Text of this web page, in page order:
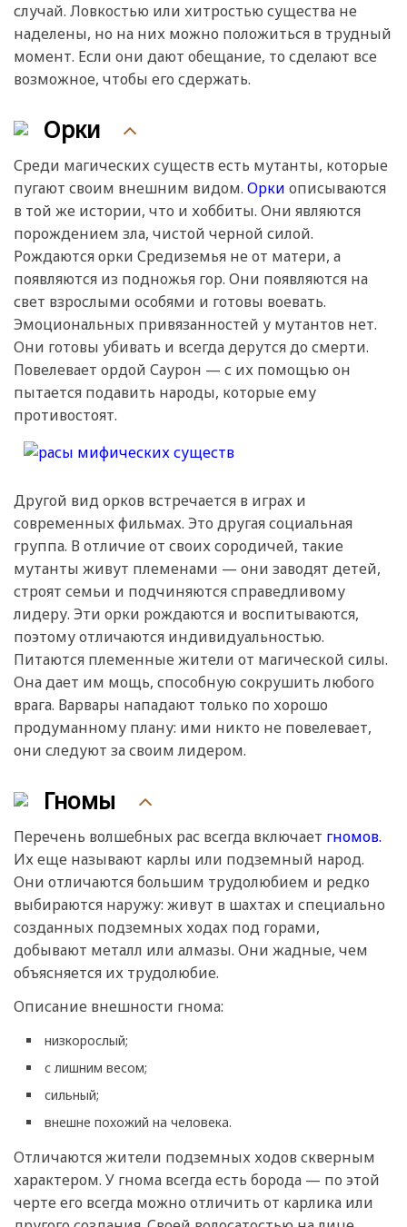
случай. Ловкостью или хитростью существа не
наделены, но на них можно положиться в трудный
момент. Если они дают обещание, то сделают все
возможное, чтобы его сдержать.
Орки
Среди магических существ есть мутанты, которые
пугают своим внешним видом. Орки описываются
в той же истории, что и хоббиты. Они являются
порождением зла, чистой черной силой.
Рождаются орки Средиземья не от матери, а
появляются из подножья гор. Они появляются на
свет взрослыми особями и готовы воевать.
Эмоциональных привязанностей у мутантов нет.
Они готовы убивать и всегда дерутся до смерти.
Повелевает ордой Саурон — с их помощью он
пытается подавить народы, которые ему
противостоят.
Другой вид орков встречается в играх и
современных фильмах. Это другая социальная
группа. В отличие от своих сородичей, такие
мутанты живут племенами — они заводят детей,
строят семьи и подчиняются справедливому
лидеру. Эти орки рождаются и воспитываются,
поэтому отличаются индивидуальностью.
Питаются племенные жители от магической силы.
Она дает им мощь, способную сокрушить любого
врага. Варвары нападают только по хорошо
продуманному плану: ими никто не повелевает,
они следуют за своим лидером.
Гномы
Перечень волшебных рас всегда включает гномов.
Их еще называют карлы или подземный народ.
Они отличаются большим трудолюбием и редко
выбираются наружу: живут в шахтах и специально
созданных подземных ходах под горами,
добывают металл или алмазы. Они жадные, чем
объясняется их трудолюбие.
Описание внешности гнома:
низкорослый;
с лишним весом;
сильный;
внешне похожий на человека.
Отличаются жители подземных ходов скверным
характером. У гнома всегда есть борода — по этой
черте его всегда можно отличить от карлика или